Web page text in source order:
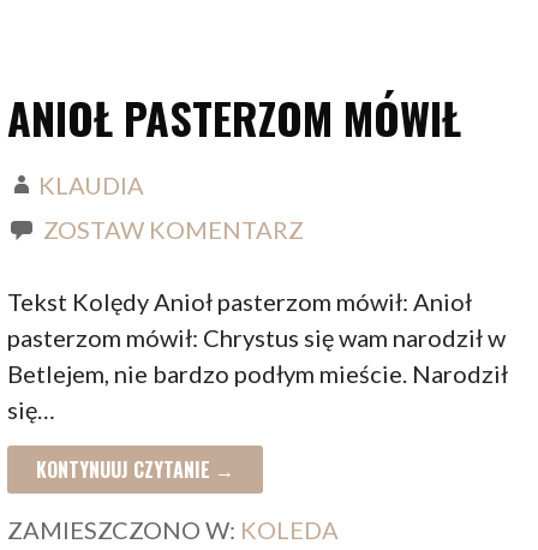
ANIOŁ PASTERZOM MÓWIŁ
KLAUDIA
ZOSTAW KOMENTARZ
Tekst Kolędy Anioł pasterzom mówił: Anioł
pasterzom mówił: Chrystus się wam narodził w
Betlejem, nie bardzo podłym mieście. Narodził
się…
KONTYNUUJ CZYTANIE →
ZAMIESZCZONO W: KOLEDA